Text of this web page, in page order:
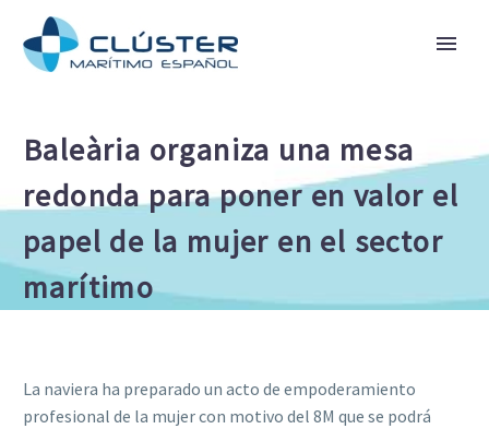
Baleària organiza una mesa
redonda para poner en valor el
papel de la mujer en el sector
marítimo
La naviera ha preparado un acto de empoderamiento
profesional de la mujer con motivo del 8M que se podrá